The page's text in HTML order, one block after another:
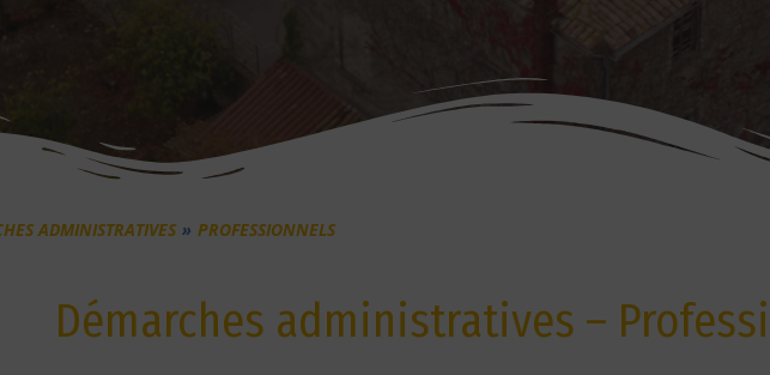
ADMINISTRATIVES PROFESSIONNELS
Démarches administratives –